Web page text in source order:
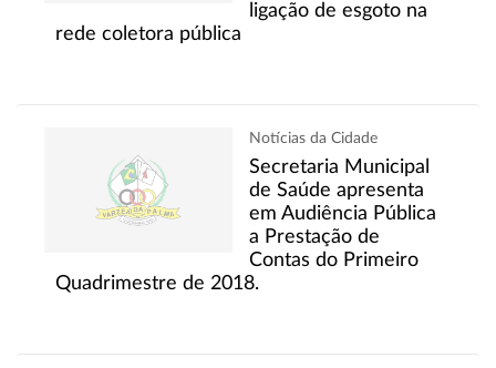
ligação de esgoto na
rede coletora pública
Notícias da Cidade
Secretaria Municipal
de Saúde apresenta
em Audiência Pública
a Prestação de
Contas do Primeiro
Quadrimestre de 2018.